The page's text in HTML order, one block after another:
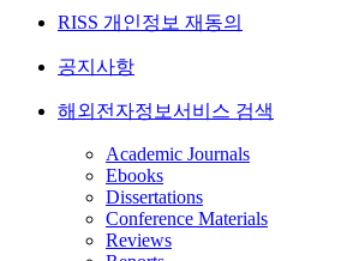
RISS 개인정보 재동의
공지사항
해외전자정보서비스 검색
Academic Journals
Ebooks
Dissertations
Conference Materials
Reviews